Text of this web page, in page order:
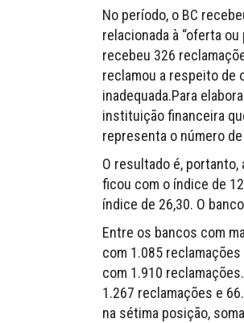
No período, o BC
relacionada à “oferta
recebeu 326
reclamou a respeito de
inadequada.Para
instituição financeira
representa o número
O resultado é,
ficou com o índice de
índice de 26,30. O
Entre os bancos com
com 1.085
com 1.910
1.267 reclamações e
na sétima posição,